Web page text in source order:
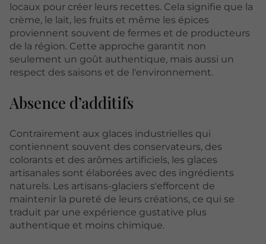
locaux pour créer leurs recettes. Cela signifie que la
crème, le lait, les fruits et même les épices
proviennent souvent de fermes et de producteurs
de la région. Cette approche garantit non
seulement un goût authentique, mais aussi un
respect des saisons et de l'environnement.
Absence d’additifs
Contrairement aux glaces industrielles qui
contiennent souvent des conservateurs, des
colorants et des arômes artificiels, les glaces
artisanales sont élaborées avec des ingrédients
naturels. Les artisans-glaciers s'efforcent de
maintenir la pureté de leurs créations, ce qui se
traduit par une expérience gustative plus
authentique et moins chimique.